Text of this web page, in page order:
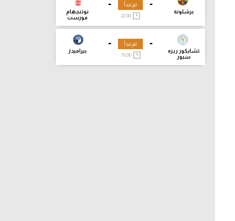
-
برشلونة
-
نوتنجهام
فورست
لم تبدأ
-
تشايكور ريزه
سبور
-
بيراميدز
لم تبدأ
15:00